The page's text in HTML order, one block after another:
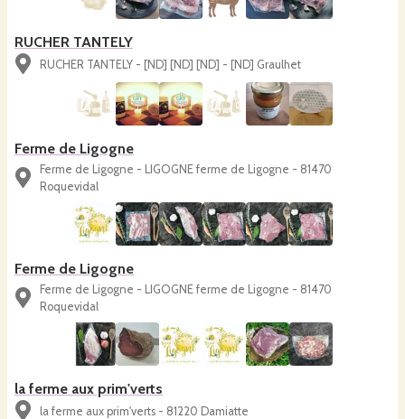
RUCHER TANTELY
RUCHER TANTELY - [ND] [ND] [ND] - [ND] Graulhet
Ferme de Ligogne
Ferme de Ligogne - LIGOGNE ferme de Ligogne - 81470
Roquevidal
Ferme de Ligogne
Ferme de Ligogne - LIGOGNE ferme de Ligogne - 81470
Roquevidal
la ferme aux prim'verts
la ferme aux prim'verts - 81220 Damiatte